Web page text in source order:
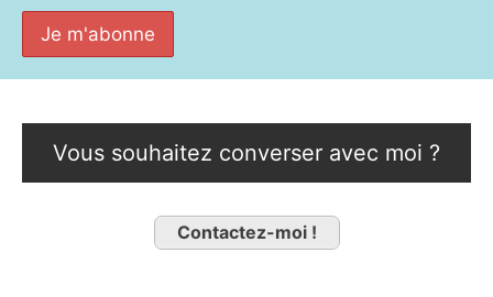
Vous souhaitez converser avec moi ?
Contactez-moi !